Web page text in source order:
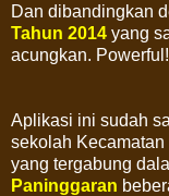
Dan dibandingkan
Tahun 2014 yang
acungkan. Powerful!
Aplikasi ini sudah
sekolah
yang tergabung
Paninggaran